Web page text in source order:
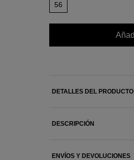
56
DETALLES DEL PRODUCTO
DESCRIPCIÓN
ENVÍOS Y DEVOLUCIONES